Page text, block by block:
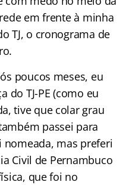
em frente à minha
TJ, o cronograma de
poucos meses, eu
do TJ-PE (como eu
tive que colar grau
passei para
nomeada, mas preferi
Civil de Pernambuco
que foi no